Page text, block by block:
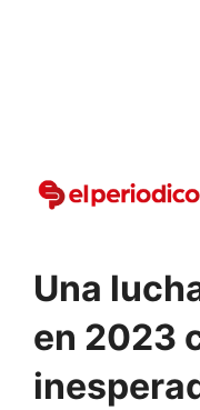
Una
en 2023